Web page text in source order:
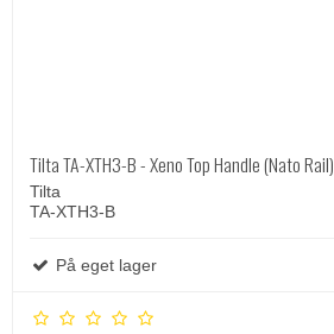
Tilta TA-XTH3-B - Xeno Top Handle (Nato Rail)
Tilta
TA-XTH3-B
På eget lager